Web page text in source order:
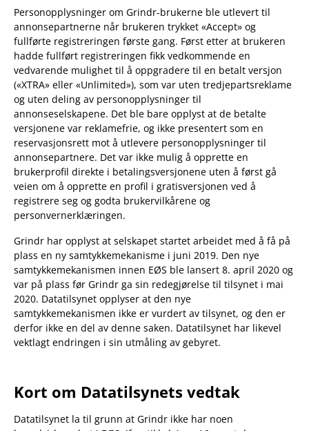
Personopplysninger om Grindr-brukerne ble utlevert til
annonsepartnerne når brukeren trykket «Accept» og
fullførte registreringen første gang. Først etter at brukeren
hadde fullført registreringen fikk vedkommende en
vedvarende mulighet til å oppgradere til en betalt versjon
(«XTRA» eller «Unlimited»), som var uten tredjepartsreklame
og uten deling av personopplysninger til
annonseselskapene. Det ble bare opplyst at de betalte
versjonene var reklamefrie, og ikke presentert som en
reservasjonsrett mot å utlevere personopplysninger til
annonsepartnere. Det var ikke mulig å opprette en
brukerprofil direkte i betalingsversjonene uten å først gå
veien om å opprette en profil i gratisversjonen ved å
registrere seg og godta brukervilkårene og
personvernerklæringen.
Grindr har opplyst at selskapet startet arbeidet med å få på
plass en ny samtykkemekanisme i juni 2019. Den nye
samtykkemekanismen innen EØS ble lansert 8. april 2020 og
var på plass før Grindr ga sin redegjørelse til tilsynet i mai
2020. Datatilsynet opplyser at den nye
samtykkemekanismen ikke er vurdert av tilsynet, og den er
derfor ikke en del av denne saken. Datatilsynet har likevel
vektlagt endringen i sin utmåling av gebyret.
Kort om Datatilsynets vedtak
Datatilsynet la til grunn at Grindr ikke har noen